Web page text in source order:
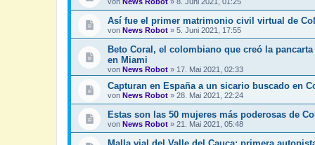
Así fue el primer matrimonio civil virtual de
von News Robot » 5. Juni 2021, 17:55
Beto Coral, el colombiano que creó la
en Miami
von News Robot » 17. Mai 2021, 02:33
Capturan en España a un sicario buscado en
von News Robot » 28. Mai 2021, 22:24
Estas son las 50 mujeres más poderosas de
von News Robot » 21. Mai 2021, 05:48